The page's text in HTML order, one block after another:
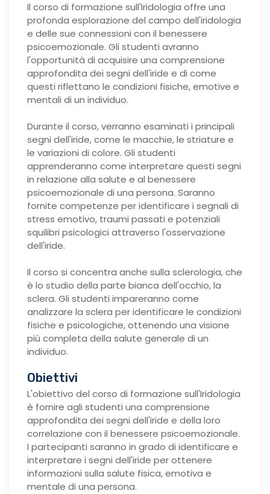
Il corso di formazione sull'Iridologia offre una
profonda esplorazione del campo dell'iridologia
e delle sue connessioni con il benessere
psicoemozionale. Gli studenti avranno
l'opportunità di acquisire una comprensione
approfondita dei segni dell'iride e di come
questi riflettano le condizioni fisiche, emotive e
mentali di un individuo.
Durante il corso, verranno esaminati i principali
segni dell'iride, come le macchie, le striature e
le variazioni di colore. Gli studenti
apprenderanno come interpretare questi segni
in relazione alla salute e al benessere
psicoemozionale di una persona. Saranno
fornite competenze per identificare i segnali di
stress emotivo, traumi passati e potenziali
squilibri psicologici attraverso l'osservazione
dell'iride.
Il corso si concentra anche sulla sclerologia, che
è lo studio della parte bianca dell'occhio, la
sclera. Gli studenti impareranno come
analizzare la sclera per identificare le condizioni
fisiche e psicologiche, ottenendo una visione
più completa della salute generale di un
individuo.
Obiettivi
L'obiettivo del corso di formazione sull'Iridologia
è fornire agli studenti una comprensione
approfondita dei segni dell'iride e della loro
correlazione con il benessere psicoemozionale.
I partecipanti saranno in grado di identificare e
interpretare i segni dell'iride per ottenere
informazioni sulla salute fisica, emotiva e
mentale di una persona.